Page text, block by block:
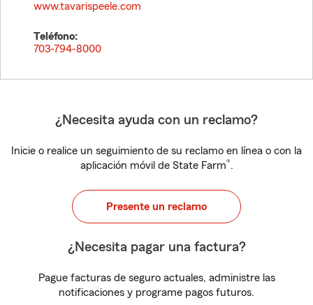
www.tavarispeele.com
Teléfono:
703-794-8000
¿Necesita ayuda con un reclamo?
Inicie o realice un seguimiento de su reclamo en línea o con la
aplicación móvil de State Farm®.
Presente un reclamo
¿Necesita pagar una factura?
Pague facturas de seguro actuales, administre las
notificaciones y programe pagos futuros.